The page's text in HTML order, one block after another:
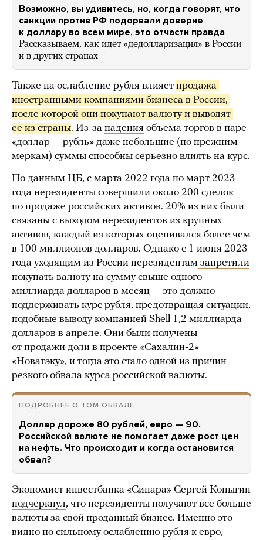
Возможно, вы удивитесь, но, когда говорят, что
санкции против РФ подорвали доверие
к доллару во всем мире, это отчасти правда
Рассказываем, как идет «дедолларизация» в России
и в других странах
Также на ослабление рубля влияет продажа
иностранными компаниями бизнеса в России,
после которой они покупают валюту и выводят
ее из страны. Из-за падения объема торгов в паре
«доллар — рубль» даже небольшие (по прежним
меркам) суммы способны серьезно влиять на курс.
По данным ЦБ, с марта 2022 года по март 2023
года нерезиденты совершили около 200 сделок
по продаже российских активов. 20% из них были
связаны с выходом нерезидентов из крупных
активов, каждый из которых оценивался более чем
в 100 миллионов долларов. Однако с 1 июня 2023
года уходящим из России нерезидентам запретили
покупать валюту на сумму свыше одного
миллиарда долларов в месяц — это должно
поддерживать курс рубля, предотвращая ситуации,
подобные выводу компанией Shell 1,2 миллиарда
долларов в апреле. Они были получены
от продажи доли в проекте «Сахалин-2»
«Новатэку», и тогда это стало одной из причин
резкого обвала курса российской валюты.
ПОДРОБНЕЕ О ТОМ ОБВАЛЕ
Доллар дороже 80 рублей, евро — 90.
Российской валюте не помогает даже рост цен
на нефть. Что происходит и когда остановится
обвал?
Экономист инвестбанка «Синара» Сергей Коныгин
подчеркнул, что нерезиденты получают все больше
валюты за свой проданный бизнес. Именно это
видно по сильному ослаблению рубля к евро,